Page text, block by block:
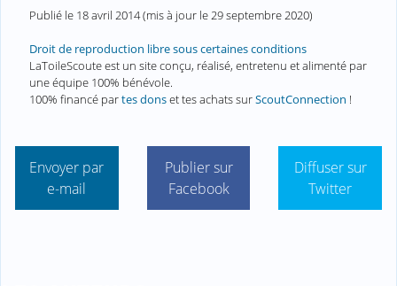
Publié le 18 avril 2014(mis à jour le29 septembre 2020)
Droit de reproduction libre sous certaines conditions
LaToileScoute est un site conçu, réalisé, entretenu et alimenté par
une équipe 100% bénévole.
100% financé partes donset tes achats surScoutConnection !
Envoyer par
e-mail
Publier sur
Facebook
Diffuser sur
Twitter